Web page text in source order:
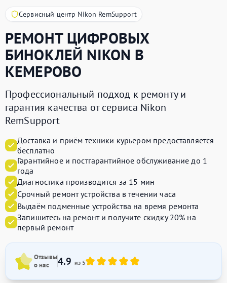
Сервисный центр Nikon RemSupport
РЕМОНТ ЦИФРОВЫХ
БИНОКЛЕЙ NIKON В
КЕМЕРОВО
Профессиональный подход к ремонту и
гарантия качества от сервиса Nikon
RemSupport
Доставка и приём техники курьером предоставляется
бесплатно
Гарантийное и постгарантийное обслуживание до 1
года
Диагностика производится за 15 мин
Срочный ремонт устройства в течении часа
Выдаём подменные устройства на время ремонта
Запишитесь на ремонт и получите скидку 20% на
первый ремонт
Отзывы
о нас
4.9 из 5